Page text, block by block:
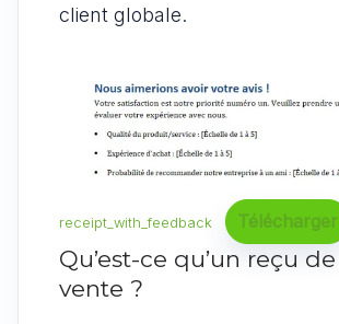
client globale.
receipt_with_feedback Télécharger
Qu’est-ce qu’un reçu de
vente ?